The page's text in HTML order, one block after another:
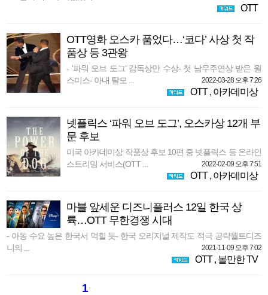
OTT
OTT영화 오스카 품었다…‘코다’ 사상 첫 작
품상 등 3관왕
- ‘파워 오브 도그’ 감독상만 수상- 첫 남우주연상 받은 윌
스미스- 아내 탈모 ...
2022-03-28 오후 7:26
OTT, 아카데미상
넷플릭스 ‘파워 오브 도그’, 오스카상 12개 부
문 후보
미국 아카데미상 작품상 후보 10편 중 넷플릭스 등 온라인
스트리밍 서비스(OTT ...
2022-02-09 오후 7:51
OTT, 아카데미상
마블 앞세운 디즈니플러스 12일 한국 상
륙…OTT 무한경쟁 시대
- 아동 수요 높은 한국서 먹힐 듯- 한국 오리지널 제작도 적극 공략월트디즈
니의 ...
2021-11-09 오후 7:02
OTT, 볼만한 TV
1